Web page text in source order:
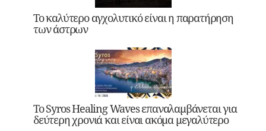
Το καλύτερο αγχολυτικό είναι η παρατήρηση
των άστρων
Το Syros Healing Waves επαναλαμβάνεται για
δεύτερη χρονιά και είναι ακόμα μεγαλύτερο